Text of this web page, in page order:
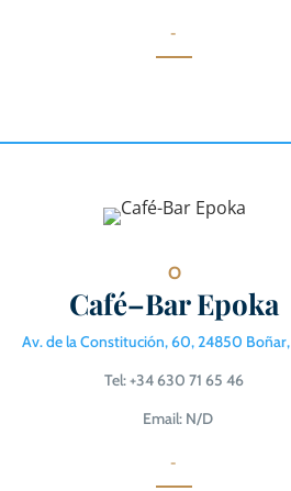
-
O
Café–Bar Epoka
Av. de la Constitución, 60, 24850 Boñar,
Tel: +34 630 71 65 46
Email: N/D
-